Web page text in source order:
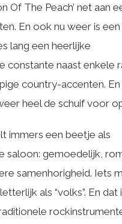
Of The Peach’ net aan
En ook nu weer is een
lang een heerlijke
constante naast enkele
country-accenten. En
heel de schuif voor
immers een beetje als
saloon: gemoedelijk,
samenhorigheid. Iets
als “volks”. En dat